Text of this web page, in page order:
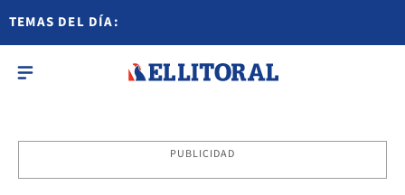
TEMAS DEL DÍA:
PUBLICIDAD